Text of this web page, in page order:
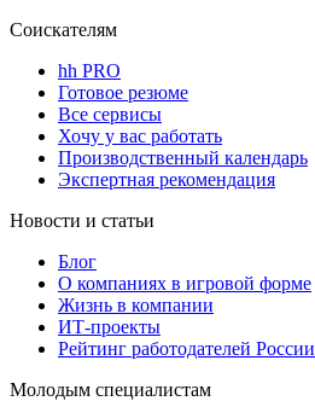
Соискателям
hh PRO
Готовое резюме
Все сервисы
Хочу у вас работать
Производственный календарь
Экспертная рекомендация
Новости и статьи
Блог
О компаниях в игровой форме
Жизнь в компании
ИТ-проекты
Рейтинг работодателей России
Молодым специалистам